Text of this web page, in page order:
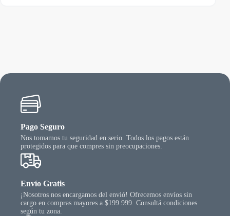
Pago Seguro
Nos tomamos tu seguridad en serio. Todos los pagos están
protegidos para que compres sin preocupaciones.
Envío Gratis
¡Nosotros nos encargamos del envió! Ofrecemos envíos sin
cargo en compras mayores a $199.999. Consultá condiciones
según tu zona.